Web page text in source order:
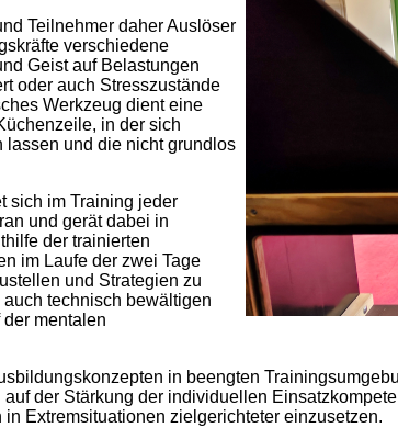
Teilnehmer daher Auslöser
verschiedene
Geist auf Belastungen
oder auch Stresszustände
Werkzeug dient eine
in der sich
und die nicht grundlos
sich im Training jeder
und gerät dabei in
der trainierten
im Laufe der zwei Tage
und Strategien zu
technisch bewältigen
mentalen
in beengten
der Stärkung der individuellen
Extremsituationen zielgerichteter einzusetzen.